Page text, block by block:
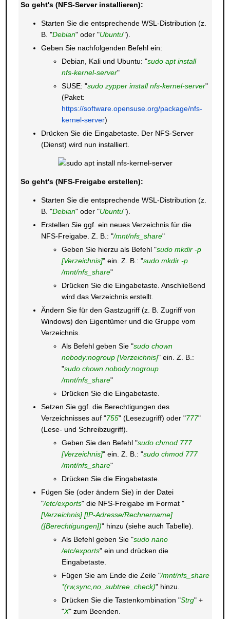
So geht's (NFS-Server installieren):
Starten Sie die entsprechende WSL-Distribution (z.
B. "Debian" oder "Ubuntu").
Geben Sie nachfolgenden Befehl ein:
Debian, Kali und Ubuntu: "sudo apt install
nfs-kernel-server"
SUSE: "sudo zypper install nfs-kernel-server"
(Paket:
https://software.opensuse.org/package/nfs-
kernel-server)
Drücken Sie die Eingabetaste. Der NFS-Server
(Dienst) wird nun installiert.
So geht's (NFS-Freigabe erstellen):
Starten Sie die entsprechende WSL-Distribution (z.
B. "Debian" oder "Ubuntu").
Erstellen Sie ggf. ein neues Verzeichnis für die
NFS-Freigabe. Z. B.: "/mnt/nfs_share"
Geben Sie hierzu als Befehl "sudo mkdir -p
[Verzeichnis]" ein. Z. B.: "sudo mkdir -p
/mnt/nfs_share"
Drücken Sie die Eingabetaste. Anschließend
wird das Verzeichnis erstellt.
Ändern Sie für den Gastzugriff (z. B. Zugriff von
Windows) den Eigentümer und die Gruppe vom
Verzeichnis.
Als Befehl geben Sie "sudo chown
nobody:nogroup [Verzeichnis]" ein. Z. B.:
"sudo chown nobody:nogroup
/mnt/nfs_share"
Drücken Sie die Eingabetaste.
Setzen Sie ggf. die Berechtigungen des
Verzeichnisses auf "755" (Lesezugriff) oder "777"
(Lese- und Schreibzugriff).
Geben Sie den Befehl "sudo chmod 777
[Verzeichnis]" ein. Z. B.: "sudo chmod 777
/mnt/nfs_share"
Drücken Sie die Eingabetaste.
Fügen Sie (oder ändern Sie) in der Datei
"/etc/exports" die NFS-Freigabe im Format "
[Verzeichnis] [IP-Adresse/Rechnername]
([Berechtigungen])" hinzu (siehe auch Tabelle).
Als Befehl geben Sie "sudo nano
/etc/exports" ein und drücken die
Eingabetaste.
Fügen Sie am Ende die Zeile "/mnt/nfs_share
*(rw,sync,no_subtree_check)" hinzu.
Drücken Sie die Tastenkombination "Strg" +
"X" zum Beenden.